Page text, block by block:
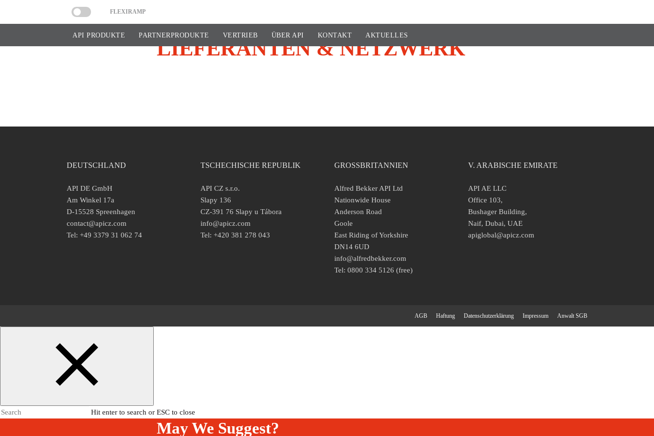
FLEXIRAMP
API PRODUKTE PARTNERPRODUKTE VERTRIEB ÜBER API KONTAKT AKTUELLES
LIEFERANTEN & NETZWERK
DEUTSCHLAND
API DE GmbH
Am Winkel 17a
D-15528 Spreenhagen
contact@apicz.com
Tel: +49 3379 31 062 74
TSCHECHISCHE REPUBLIK
API CZ s.r.o.
Slapy 136
CZ-391 76 Slapy u Tábora
info@apicz.com
Tel: +420 381 278 043
GROSSBRITANNIEN
Alfred Bekker API Ltd
Nationwide House
Anderson Road
Goole
East Riding of Yorkshire
DN14 6UD
info@alfredbekker.com
Tel: 0800 334 5126 (free)
V. ARABISCHE EMIRATE
API AE LLC
Office 103,
Bushager Building,
Naif, Dubai, UAE
apiglobal@apicz.com
AGB Haftung Datenschutzerklärung Impressum Anwalt SGB
Hit enter to search or ESC to close
May We Suggest?